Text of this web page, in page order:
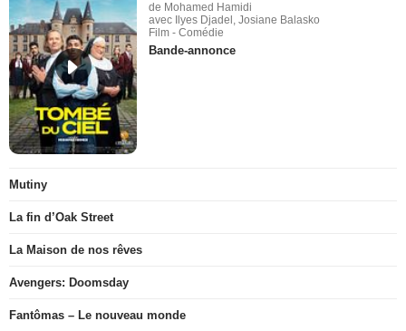
de Mohamed Hamidi
avec Ilyes Djadel, Josiane Balasko
Film - Comédie
Bande-annonce
Mutiny
La fin d’Oak Street
La Maison de nos rêves
Avengers: Doomsday
Fantômas – Le nouveau monde